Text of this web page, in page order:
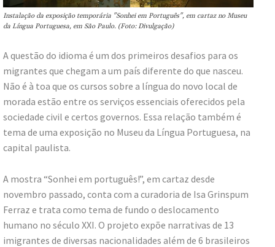
Instalação da exposição temporária "Sonhei em Português", em cartaz no Museu
da Língua Portuguesa, em São Paulo. (Foto: Divulgação)
A questão do idioma é um dos primeiros desafios para os
migrantes que chegam a um país diferente do que nasceu.
Não é à toa que os cursos sobre a língua do novo local de
morada estão entre os serviços essenciais oferecidos pela
sociedade civil e certos governos. Essa relação também é
tema de uma exposição no Museu da Língua Portuguesa, na
capital paulista.
A mostra “Sonhei em português!”, em cartaz desde
novembro passado, conta com a curadoria de Isa Grinspum
Ferraz e trata como tema de fundo o deslocamento
humano no século XXI. O projeto expõe narrativas de 13
imigrantes de diversas nacionalidades além de 6 brasileiros